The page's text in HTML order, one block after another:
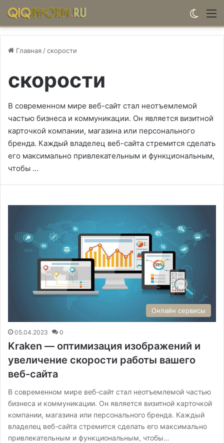
Главная /скорости
скорости
В современном мире веб-сайт стал неотъемлемой
частью бизнеса и коммуникации. Он является визитной
карточкой компании, магазина или персонального
бренда. Каждый владелец веб-сайта стремится сделать
его максимально привлекательным и функциональным,
чтобы …
Онлайн сервисы
05.04.2023 0
Kraken — оптимизация изображений и
увеличение скорости работы вашего
веб-сайта
В современном мире веб-сайт стал неотъемлемой частью
бизнеса и коммуникации. Он является визитной карточкой
компании, магазина или персонального бренда. Каждый
владелец веб-сайта стремится сделать его максимально
привлекательным и функциональным, чтобы…